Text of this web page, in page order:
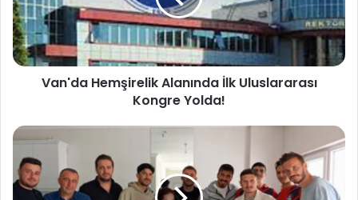
Van'da Hemşirelik Alanında İlk Uluslararası
Kongre Yolda!